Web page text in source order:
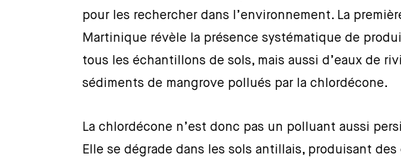
pour les rechercher dans l’environnement. La
Martinique révèle la présence systématique de
tous les échantillons de sols, mais aussi d’eaux de
sédiments de mangrove pollués par la chlordécone.
La chlordécone n’est donc pas un polluant aussi
Elle se dégrade dans les sols antillais, produisant